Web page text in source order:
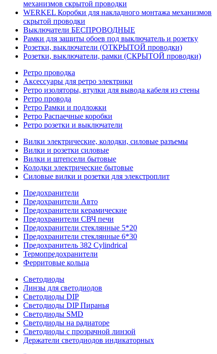
механизмов скрытой проводки
WERKEL Коробки для накладного монтажа механизмов
скрытой проводки
Выключатели БЕСПРОВОДНЫЕ
Рамки для защиты обоев под выключатель и розетку
Розетки, выключатели (ОТКРЫТОЙ проводки)
Розетки, выключатели, рамки (СКРЫТОЙ проводки)
Ретро проводка
Аксессуары для ретро электрики
Ретро изоляторы, втулки для вывода кабеля из стены
Ретро провода
Ретро Рамки и подложки
Ретро Распаечные коробки
Ретро розетки и выключатели
Вилки электрические, колодки, силовые разъемы
Вилки и розетки силовые
Вилки и штепсели бытовые
Колодки электрические бытовые
Силовые вилки и розетки для элекстроплит
Предохранители
Предохранители Авто
Предохранители керамические
Предохранители СВЧ печи
Предохранители стеклянные 5*20
Предохранители стеклянные 6*30
Предохранитель 382 Cylindrical
Термопредохранители
Ферритовые кольца
Светодиоды
Линзы для светодиодов
Светодиоды DIP
Светодиоды DIP Пиранья
Светодиоды SMD
Светодиоды на радиаторе
Светодиоды с прозрачной линзой
Держатели светодиодов индикаторных